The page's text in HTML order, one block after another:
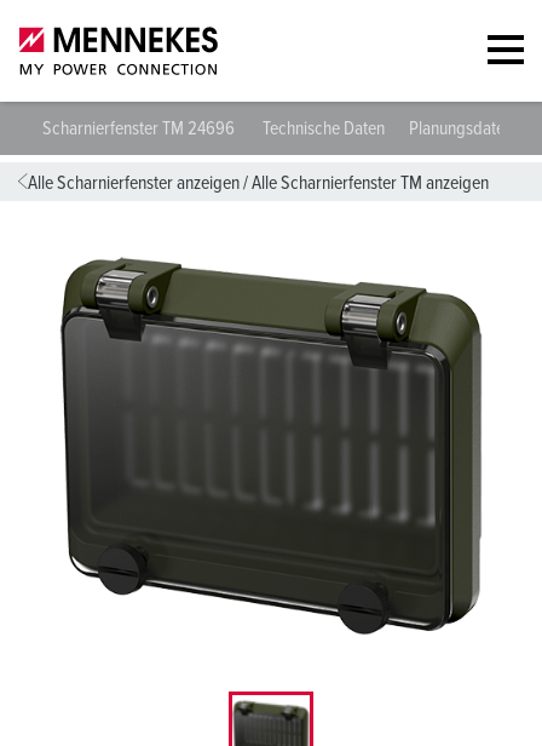
Scharnierfenster TM 24696 Technische Daten Planungsdaten &
Alle Scharnierfenster anzeigen/Alle Scharnierfenster TM anzeigen